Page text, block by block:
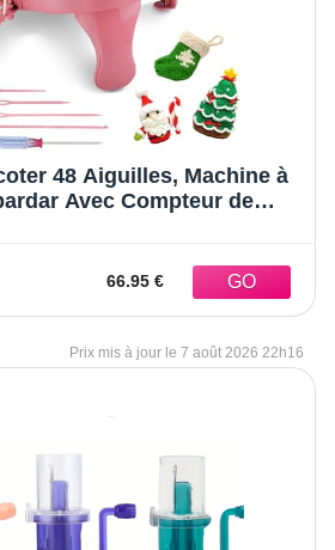
48 Aiguilles, Machine à
Avec Compteur de
Chaussettes, Gants
66.95 €
7 août 2026 22h16